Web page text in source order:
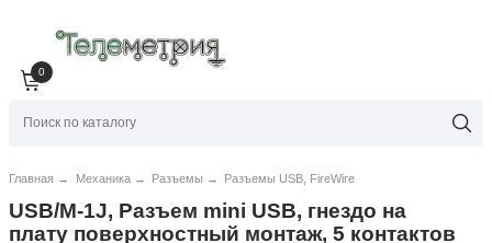
0
Главная → Механика → Разъемы → Разъемы USB, FireWire
USB/M-1J, Разъем mini USB, гнездо на
плату поверхностный монтаж, 5 контактов